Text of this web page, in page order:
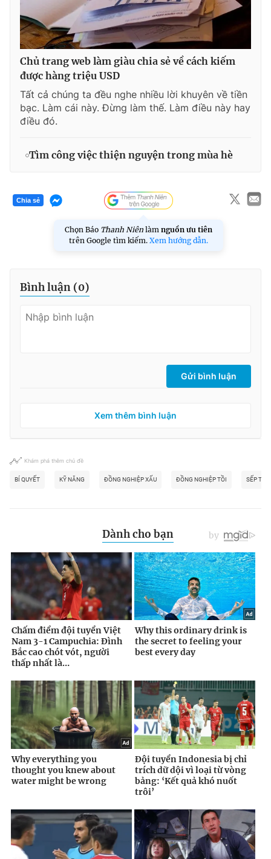
Chủ trang web làm giàu chia sẻ về cách kiếm
được hàng triệu USD
Tất cả chúng ta đều nghe nhiều lời khuyên về tiền
bạc. Làm cái này. Đừng làm thế. Làm điều này hay
điều đó.
Tìm công việc thiện nguyện trong mùa hè
Chia sẻ
Chọn Báo Thanh Niên làm nguồn ưu tiên
trên Google tìm kiếm. Xem hướng dẫn.
Bình luận (0)
Gửi bình luận
Xem thêm bình luận
Khám phá thêm chủ đề
BÍ QUYẾT KỸ NĂNG ĐỒNG NGHIỆP XẤU ĐỒNG NGHIỆP TỒI SẾP TỒI